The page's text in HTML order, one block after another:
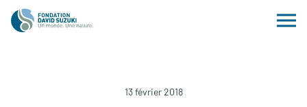
13 février 2018